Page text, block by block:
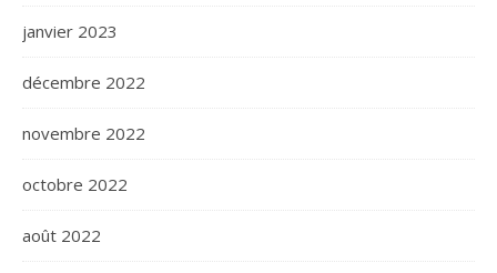
janvier 2023
décembre 2022
novembre 2022
octobre 2022
août 2022